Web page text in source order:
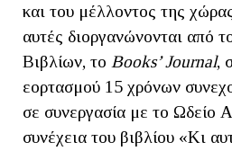
και του μέλλοντος της
αυτές διοργανώνονται από
Βιβλίων, το Books’Journal,
εορτασμού 15 χρόνων
σε συνεργασία με το Ωδείο
συνέχεια του βιβλίου «Κι